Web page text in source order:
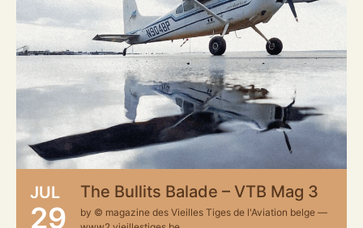
JUL
29
The Bullits Balade – VTB Mag 3
by © magazine des Vieilles Tiges de l'Aviation belge —